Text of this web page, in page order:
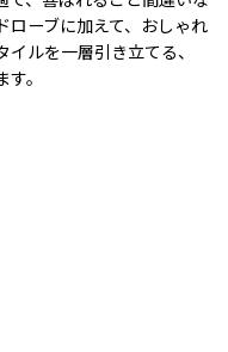
ローブに加えて、おしゃれ
ルを一層引き立てる、
。